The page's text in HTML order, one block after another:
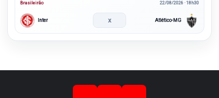
Brasileirão 22/08/2026 · 18h30
Inter x Atlético-MG